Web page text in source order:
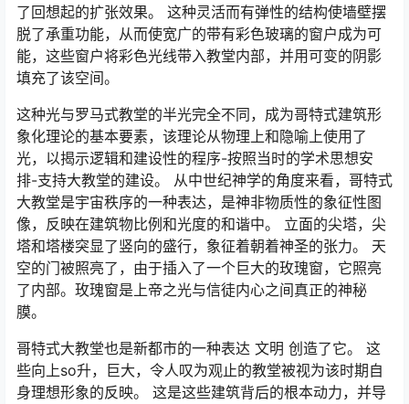
了回想起的扩张效果。 这种灵活而有弹性的结构使墙壁摆
脱了承重功能，从而使宽广的带有彩色玻璃的窗户成为可
能，这些窗户将彩色光线带入教堂内部，并用可变的阴影
填充了该空间。
这种光与罗马式教堂的半光完全不同，成为哥特式建筑形
象化理论的基本要素，该理论从物理上和隐喻上使用了
光，以揭示逻辑和建设性的程序-按照当时的学术思想安
排-支持大教堂的建设。 从中世纪神学的角度来看，哥特式
大教堂是宇宙秩序的一种表达，是神非物质性的象征性图
像，反映在建筑物比例和光度的和谐中。 立面的尖塔，尖
塔和塔楼突显了竖向的盛行，象征着朝着神圣的张力。 天
空的门被照亮了，由于插入了一个巨大的玫瑰窗，它照亮
了内部。玫瑰窗是上帝之光与信徒内心之间真正的神秘
膜。
哥特式大教堂也是新都市的一种表达 文明 创造了它。 这
些向上so升，巨大，令人叹为观止的教堂被视为该时期自
身理想形象的反映。 这是这些建筑背后的根本动力，并导